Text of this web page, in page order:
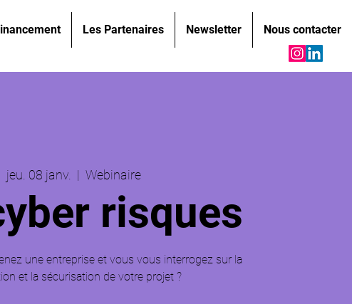
Les Partenaires Newsletter Nous contacter
jeu. 08 janv.
  |
Webinaire
risques
une entreprise et vous vous interrogez sur la
et la sécurisation de votre projet ?